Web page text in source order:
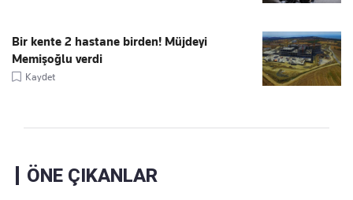
Bir kente 2 hastane birden! Müjdeyi
Memişoğlu verdi
Kaydet
ÖNE ÇIKANLAR